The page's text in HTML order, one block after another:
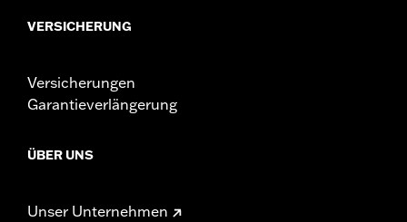
VERSICHERUNG
Versicherungen
Garantieverlängerung
ÜBER UNS
Unser Unternehmen